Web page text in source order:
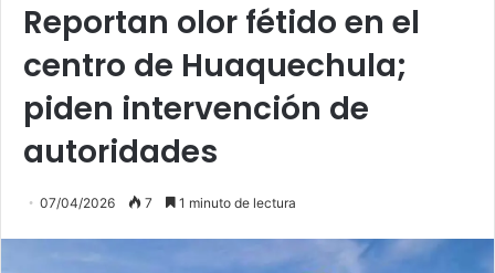
Reportan olor fétido en el
centro de Huaquechula;
piden intervención de
autoridades
07/04/2026 7 1 minuto de lectura